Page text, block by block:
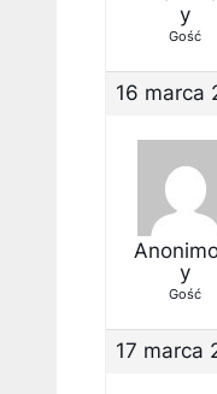
y
Gość
16 marca
y
Gość
17 marca